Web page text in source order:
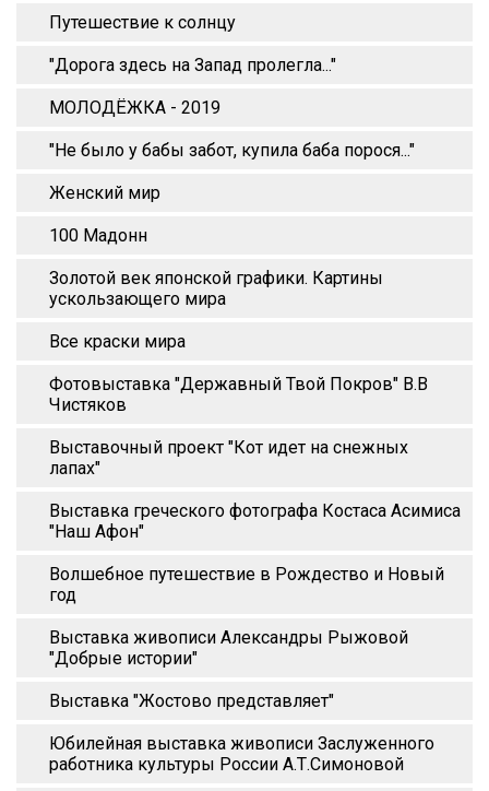
Путешествие к солнцу
"Дорога здесь на Запад пролегла..."
МОЛОДЁЖКА - 2019
"Не было у бабы забот, купила баба порося..."
Женский мир
100 Мадонн
Золотой век японской графики. Картины
ускользающего мира
Все краски мира
Фотовыставка "Державный Твой Покров" В.В
Чистяков
Выставочный проект "Кот идет на снежных
лапах"
Выставка греческого фотографа Костаса Асимиса
"Наш Афон"
Волшебное путешествие в Рождество и Новый
год
Выставка живописи Александры Рыжовой
"Добрые истории"
Выставка "Жостово представляет"
Юбилейная выставка живописи Заслуженного
работника культуры России А.Т.Симоновой